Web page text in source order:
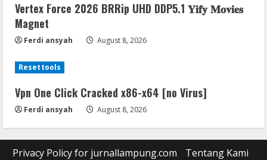
Vertex Force 2026 BRRip UHD DDP5.1 𝐘𝐢𝐟𝐲 𝐌𝐨𝐯𝐢𝐞𝐬
Magnet
Ferdi ansyah August 8, 2026
Resettools
Vpn One Click Cracked x86-x64 [no Virus]
Ferdi ansyah August 8, 2026
Privacy Policy for jurnallampung.com Tentang Kami